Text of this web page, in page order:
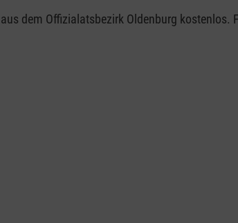
dem Offizialatsbezirk Oldenburg